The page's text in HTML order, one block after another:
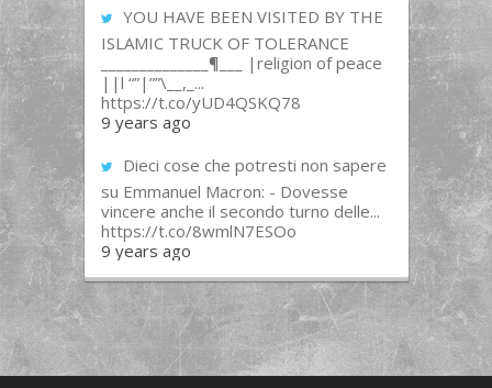
YOU HAVE BEEN VISITED BY THE
ISLAMIC TRUCK OF TOLERANCE
______________¶___ |religion of peace
||l “”|””\__,_...
https://t.co/yUD4QSKQ78
9 years ago
Dieci cose che potresti non sapere
su Emmanuel Macron: - Dovesse
vincere anche il secondo turno delle...
https://t.co/8wmlN7ESOo
9 years ago